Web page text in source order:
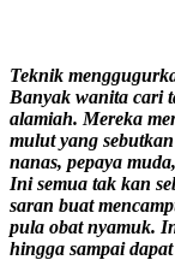
Teknik
Banyak wanita cari
alamiah. Mereka
mulut yang
nanas, pepaya
Ini semua tak kan
saran buat
pula obat nyamuk.
hingga sampai